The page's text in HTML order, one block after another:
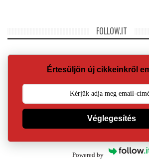
FOLLOW.IT
Értesüljön új cikkeinkről
Véglegesítés
Powered by